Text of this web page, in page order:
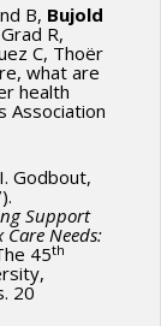
B, Bujold
R,
C, Thoër
what are
health
Association
Godbout,
Support
Needs:
45th
20